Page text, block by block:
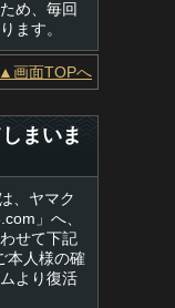
め、毎回
ます。
▲画面TOPへ
まいま
、ヤマク
」へ、
せて下記
本人様の確
より復活